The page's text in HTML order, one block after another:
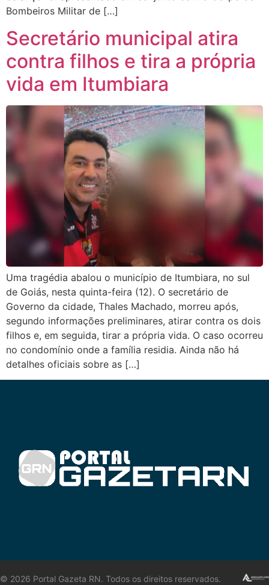
Bombeiros Militar de […]
Secretário municipal atira
contra filhos e tira a própria
vida em Itumbiara
Uma tragédia abalou o município de Itumbiara, no sul
de Goiás, nesta quinta-feira (12). O secretário de
Governo da cidade, Thales Machado, morreu após,
segundo informações preliminares, atirar contra os dois
filhos e, em seguida, tirar a própria vida. O caso ocorreu
no condomínio onde a família residia. Ainda não há
detalhes oficiais sobre as […]
© 2026 Portal Gazeta RN. Todos os direitos reservados.